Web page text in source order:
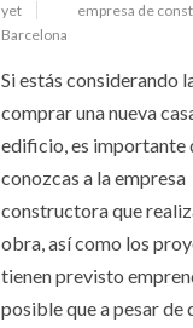
yet
empresa de
Barcelona
Si estás considerando
comprar una nueva
edificio, es importante
conozcas a la empresa
constructora que
obra, así como los
tienen previsto
posible que a pesar de